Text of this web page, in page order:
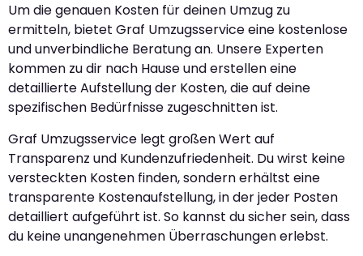
Um die genauen Kosten für deinen Umzug zu
ermitteln, bietet Graf Umzugsservice eine kostenlose
und unverbindliche Beratung an. Unsere Experten
kommen zu dir nach Hause und erstellen eine
detaillierte Aufstellung der Kosten, die auf deine
spezifischen Bedürfnisse zugeschnitten ist.
Graf Umzugsservice legt großen Wert auf
Transparenz und Kundenzufriedenheit. Du wirst keine
versteckten Kosten finden, sondern erhältst eine
transparente Kostenaufstellung, in der jeder Posten
detailliert aufgeführt ist. So kannst du sicher sein, dass
du keine unangenehmen Überraschungen erlebst.